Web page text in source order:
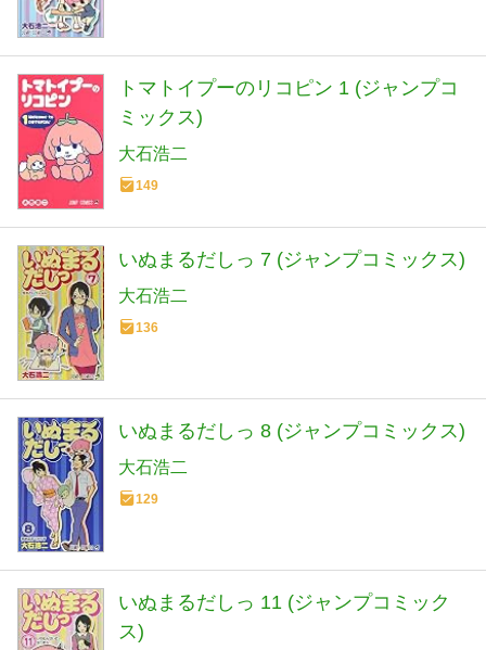
トマトイプーのリコピン 1 (ジャンプコ
ミックス)
大石浩二
149
いぬまるだしっ 7 (ジャンプコミックス)
大石浩二
136
いぬまるだしっ 8 (ジャンプコミックス)
大石浩二
129
いぬまるだしっ 11 (ジャンプコミック
ス)